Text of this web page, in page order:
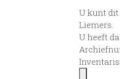
U kunt
Liemers.
U heeft